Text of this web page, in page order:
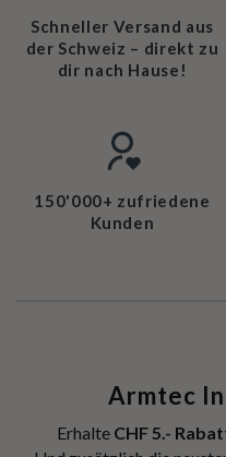
Schneller Versand aus
der Schweiz – direkt zu
dir nach Hause!
150'000+ zufriedene
Kunden
Armtec
Erhalte CHF 5.-